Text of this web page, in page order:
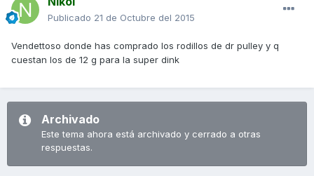
Publicado 21 de Octubre del 2015
Vendettoso donde has comprado los rodillos de dr pulley y q
cuestan los de 12 g para la super dink
Archivado
Este tema ahora está archivado y cerrado a otras
respuestas.